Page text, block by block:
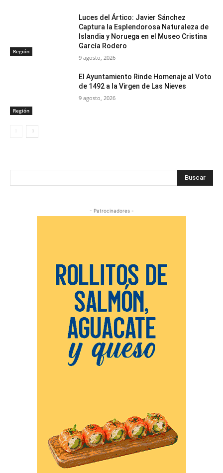
Región
Luces del Ártico: Javier Sánchez
Captura la Esplendorosa Naturaleza de
Islandia y Noruega en el Museo Cristina
García Rodero
9 agosto, 2026
Región
El Ayuntamiento Rinde Homenaje al Voto
de 1492 a la Virgen de Las Nieves
9 agosto, 2026
Buscar
- Patrocinadores -